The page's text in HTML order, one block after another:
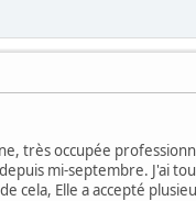
très occupée
mi-septembre. J'ai
cela, Elle a accepté